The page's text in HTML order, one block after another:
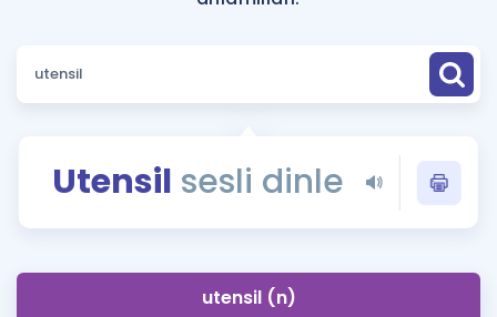
Sözlük
Rehberlik Aracı
ÖSYM Sınav Takvimi
Kampanyalar
Hakkımızda
Utensil sesli dinle
utensil (n)